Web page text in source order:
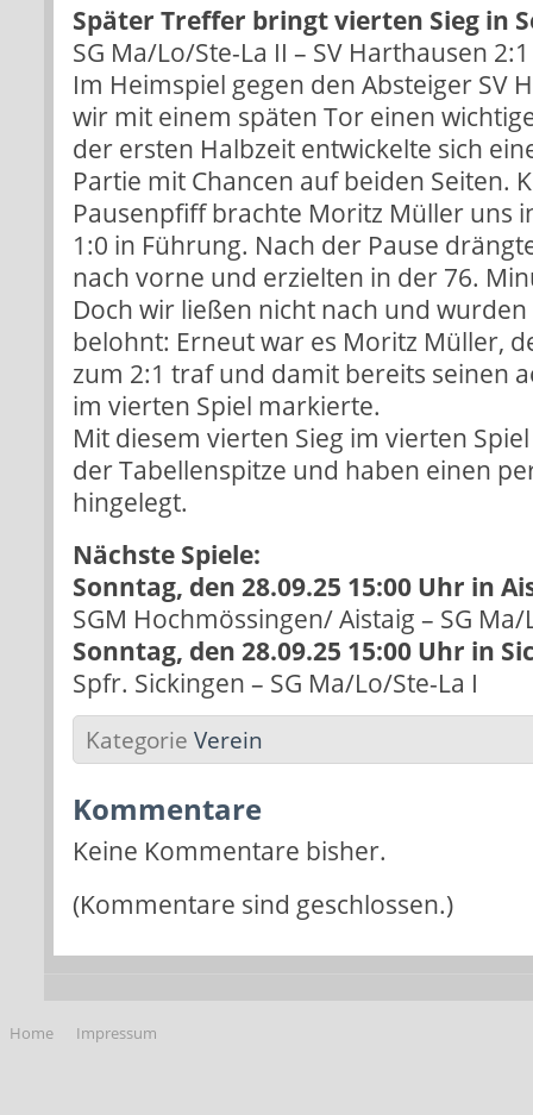
Später Treffer bringt vierten Sieg in
SG Ma/Lo/Ste-La II – SV Harthausen
Im Heimspiel gegen den Absteiger SV
wir mit einem späten Tor einen
der ersten Halbzeit entwickelte sich
Partie mit Chancen auf beiden Seiten.
Pausenpfiff brachte Moritz Müller uns
1:0 in Führung. Nach der Pause
nach vorne und erzielten in der 76.
Doch wir ließen nicht nach und
belohnt: Erneut war es Moritz Müller,
zum 2:1 traf und damit bereits seinen
im vierten Spiel markierte.
Mit diesem vierten Sieg im vierten
der Tabellenspitze und haben einen
hingelegt.
Nächste Spiele:
Sonntag, den 28.09.25 15:00 Uhr in
SGM Hochmössingen/ Aistaig – SG
Sonntag, den 28.09.25 15:00 Uhr in
Spfr. Sickingen – SG Ma/Lo/Ste-La I
Kategorie Verein
Kommentare
Keine Kommentare bisher.
(Kommentare sind geschlossen.)
Home Impressum